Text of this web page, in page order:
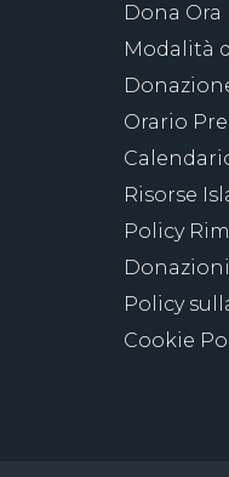
Dona Ora
Modalità
Orario
Risorse
Policy
Donazioni
Policy
Cookie